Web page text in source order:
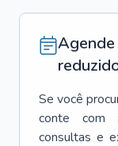
Agende
Se você
conte com
consultas e